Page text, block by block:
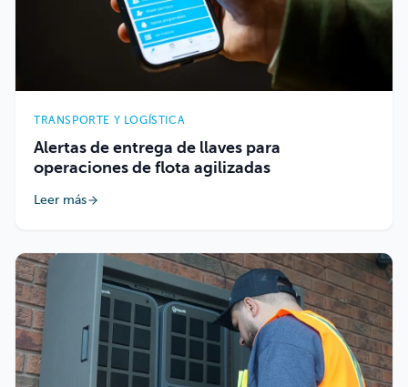
TRANSPORTE Y LOGÍSTICA
Alertas de entrega de llaves para
operaciones de flota agilizadas
Leer más